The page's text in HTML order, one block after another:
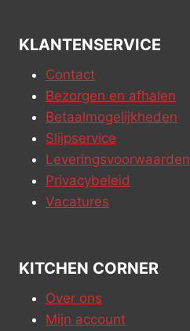
KLANTENSERVICE
Contact
Bezorgen en afhalen
Betaalmogelijkheden
Slijpservice
Leveringsvoorwaarden
Privacybeleid
Vacatures
KITCHEN CORNER
Over ons
Mijn account